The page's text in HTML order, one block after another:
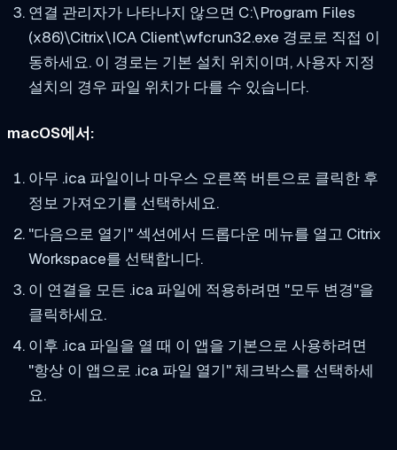
연결 관리자가 나타나지 않으면 C:\Program Files
(x86)\Citrix\ICA Client\wfcrun32.exe 경로로 직접 이
동하세요. 이 경로는 기본 설치 위치이며, 사용자 지정
설치의 경우 파일 위치가 다를 수 있습니다.
macOS에서:
아무 .ica 파일이나 마우스 오른쪽 버튼으로 클릭한 후
정보 가져오기를 선택하세요.
"다음으로 열기" 섹션에서 드롭다운 메뉴를 열고 Citrix
Workspace를 선택합니다.
이 연결을 모든 .ica 파일에 적용하려면 "모두 변경"을
클릭하세요.
이후 .ica 파일을 열 때 이 앱을 기본으로 사용하려면
"항상 이 앱으로 .ica 파일 열기" 체크박스를 선택하세
요.